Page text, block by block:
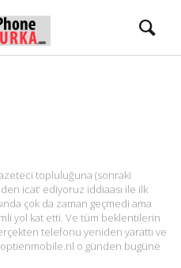
topluluğuna (sonraki
icat’ ediyoruz iddiaası ile ilk
çok da zaman geçmedi ama
yol kat etti. Ve tüm beklentilerin
telefonu yeniden yarattı ve
o günden bugüne